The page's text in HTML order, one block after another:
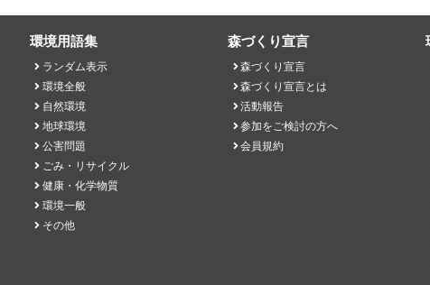
環境用語集
ランダム表示
環境全般
自然環境
地球環境
公害問題
ごみ・リサイクル
健康・化学物質
環境一般
その他
森づくり宣言
森づくり宣言
森づくり宣言とは
活動報告
参加をご検討の方へ
会員規約